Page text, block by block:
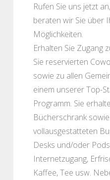
Rufen Sie uns jetzt
beraten wir Sie über
Möglichkeiten.
Erhalten Sie Zugang
Sie reservierten
sowie zu allen
einem unserer Top-
Programm. Sie
Bücherschrank
vollausgestatteten
Desks und/oder
Internetzugang,
Kaffee, Tee usw.